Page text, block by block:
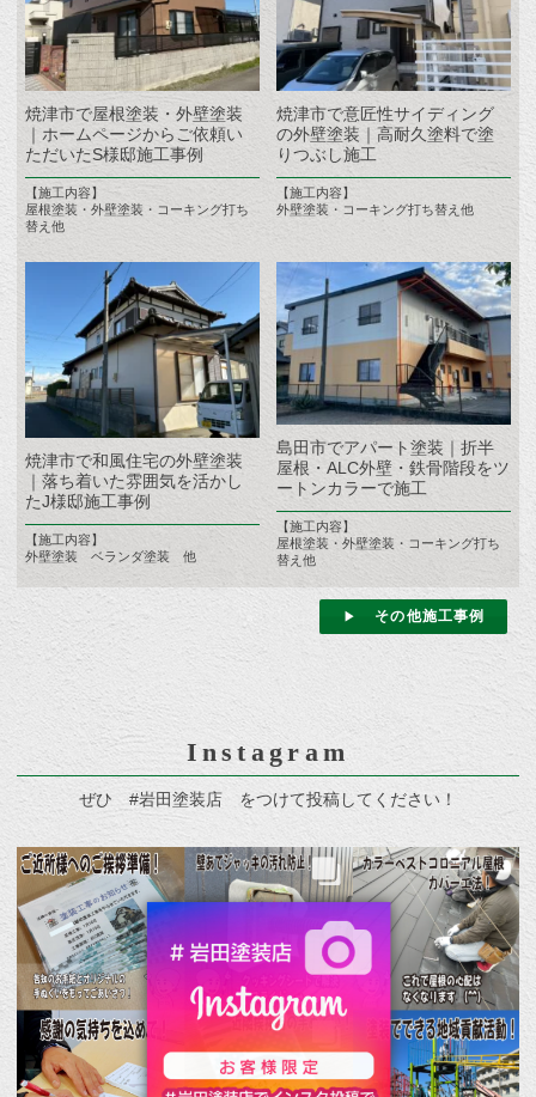
焼津市で屋根塗装・外壁塗装
｜ホームページからご依頼い
ただいたS様邸施工事例
【施工内容】
屋根塗装・外壁塗装・コーキング打ち
替え他
焼津市で意匠性サイディング
の外壁塗装｜高耐久塗料で塗
りつぶし施工
【施工内容】
外壁塗装・コーキング打ち替え他
焼津市で和風住宅の外壁塗装
｜落ち着いた雰囲気を活かし
たJ様邸施工事例
【施工内容】
外壁塗装 ベランダ塗装 他
島田市でアパート塗装｜折半
屋根・ALC外壁・鉄骨階段をツ
ートンカラーで施工
【施工内容】
屋根塗装・外壁塗装・コーキング打ち
替え他
その他施工事例
Instagram
ぜひ #岩田塗装店 をつけて投稿してください！